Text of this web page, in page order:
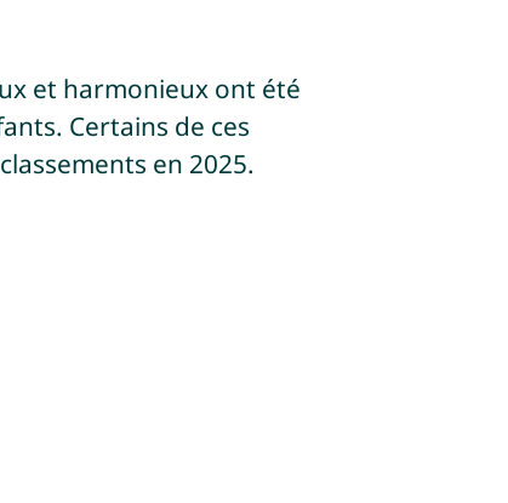
et harmonieux ont été
Certains de ces
en 2025.